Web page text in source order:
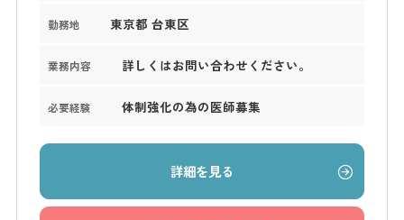
勤務地 東京都 台東区
業務内容 詳しくはお問い合わせください。
必要経験 体制強化の為の医師募集
詳細を見る